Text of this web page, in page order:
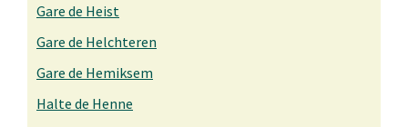
Gare de Heist
Gare de Helchteren
Gare de Hemiksem
Halte de Henne